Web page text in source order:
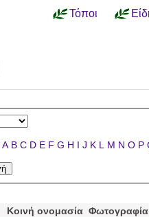
Τόποι
A B C D E F G H I J K L M N O P
Κοινή ονομασία Φωτογραφία